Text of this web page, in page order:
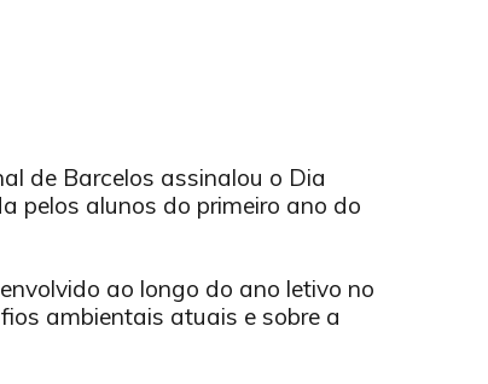
de Barcelos assinalou o Dia
pelos alunos do primeiro ano do
ao longo do ano letivo no
ambientais atuais e sobre a